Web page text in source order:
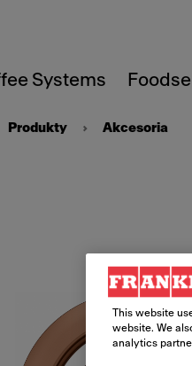
Systems
Produkty Akcesoria
This website
website. We
analytics